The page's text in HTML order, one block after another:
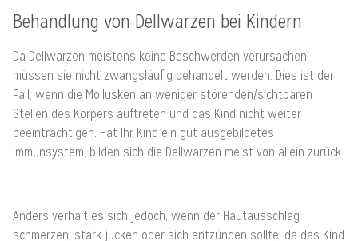
Behandlung von Dellwarzen bei Kindern
Da Dellwarzen meistens keine Beschwerden verursachen,
müssen sie nicht zwangsläufig behandelt werden. Dies ist der
Fall, wenn die Mollusken an weniger störenden/sichtbaren
Stellen des Körpers auftreten und das Kind nicht weiter
beeinträchtigen. Hat Ihr Kind ein gut ausgebildetes
Immunsystem, bilden sich die Dellwarzen meist von allein zurück.
Anders verhält es sich jedoch, wenn der Hautausschlag
schmerzen, stark jucken oder sich entzünden sollte, da das Kind